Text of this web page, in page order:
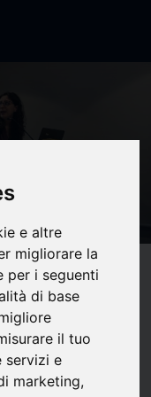
e altre
migliorare la
per i seguenti
di base
il tuo
servizi e
marketing,
y